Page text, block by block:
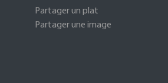
Partager un plat
Partager une image